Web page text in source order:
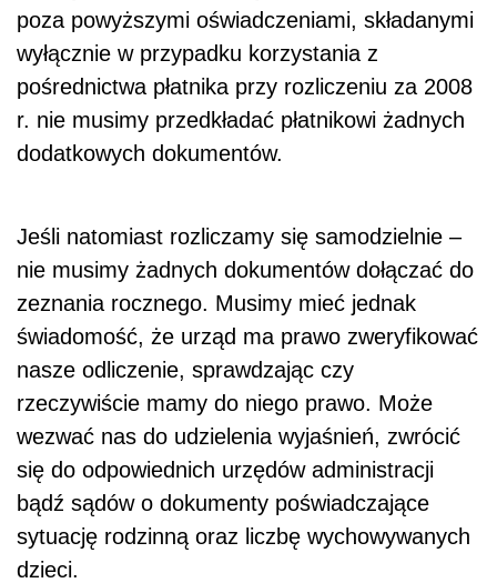
poza powyższymi oświadczeniami, składanymi
wyłącznie w przypadku korzystania z
pośrednictwa płatnika przy rozliczeniu za 2008
r. nie musimy przedkładać płatnikowi żadnych
dodatkowych dokumentów.
Jeśli natomiast rozliczamy się samodzielnie –
nie musimy żadnych dokumentów dołączać do
zeznania rocznego. Musimy mieć jednak
świadomość, że urząd ma prawo zweryfikować
nasze odliczenie, sprawdzając czy
rzeczywiście mamy do niego prawo. Może
wezwać nas do udzielenia wyjaśnień, zwrócić
się do odpowiednich urzędów administracji
bądź sądów o dokumenty poświadczające
sytuację rodzinną oraz liczbę wychowywanych
dzieci.